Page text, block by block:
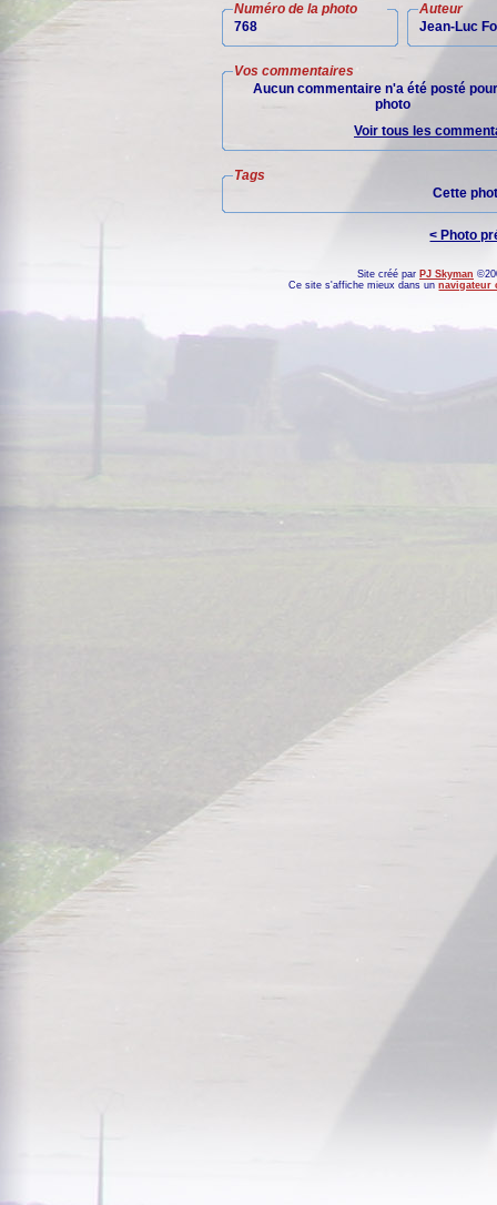
Numéro de la photo
768
Auteur
Jean-Luc
Vos commentaires
Aucun commentaire n'a été posté
photo
Voir tous les
Tags
Cette
< Photo
Site créé par PJ Skyman
Ce site s'affiche mieux dans unnavigateur